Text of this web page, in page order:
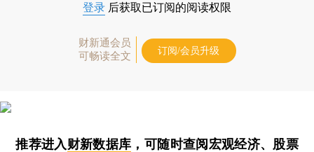
登录 后获取已订阅的阅读权限
财新通会员
可畅读全文
订阅/会员升级
推荐进入财新数据库 ，可随时查阅宏观经济、股票